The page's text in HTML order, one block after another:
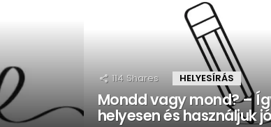
114 Shares HELYESÍRÁS
Mondd vagy mond? –
helyesen és használjuk